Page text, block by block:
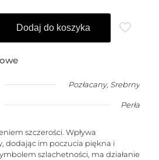
Dodaj do koszyka
Pozłacany, Srebrny
Perła
szczerości. Wpływa
dodając im poczucia piękna i
szlachetności, ma działanie